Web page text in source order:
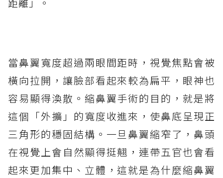
距離」。
當鼻翼寬度超過兩眼間距時，視覺焦點會被
橫向拉開，讓臉部看起來較為扁平，眼神也
容易顯得渙散。縮鼻翼手術的目的，就是將
這個「外擴」的寬度收進來，使鼻底呈現正
三角形的穩固結構。一旦鼻翼縮窄了，鼻頭
在視覺上會自然顯得挺翹，連帶五官也會看
起來更加集中、立體，這就是為什麼縮鼻翼